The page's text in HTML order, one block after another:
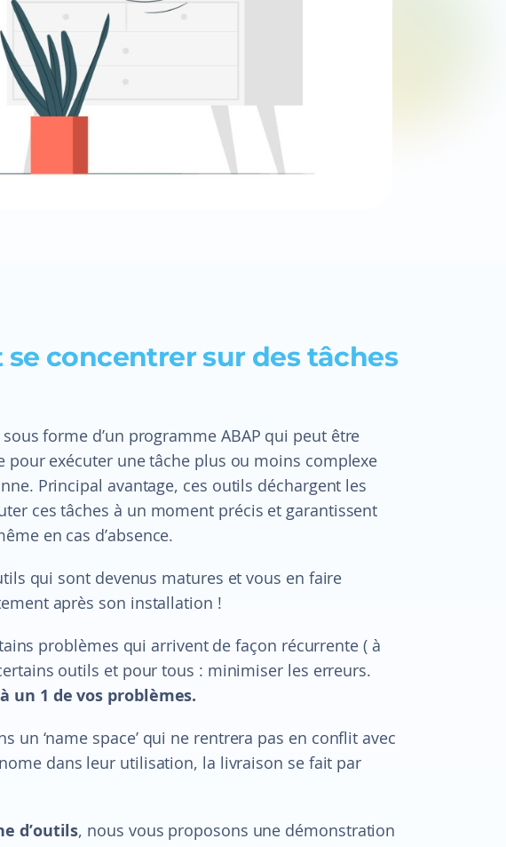
concentrer sur des tâches
forme d’un programme ABAP qui peut être
exécuter une tâche plus ou moins complexe
Principal avantage, ces outils déchargent les
ces tâches à un moment précis et garantissent
en cas d’absence.
qui sont devenus matures et vous en faire
après son installation !
problèmes qui arrivent de façon récurrente ( à
outils et pour tous : minimiser les erreurs.
un 1 de vos problèmes.
un ‘name space’ qui ne rentrera pas en conflit avec
dans leur utilisation, la livraison se fait par
d’outils, nous vous proposons une démonstration